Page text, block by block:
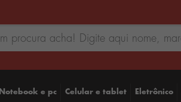
Notebook e pc Celular e tablet Eletrônico